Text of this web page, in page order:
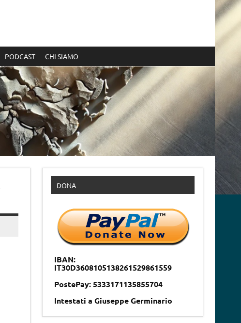
PODCAST CHI SIAMO
DONA
IBAN:
IT30D3608105138261529861559
PostePay: 5333171135855704
Intestati a Giuseppe Germinario